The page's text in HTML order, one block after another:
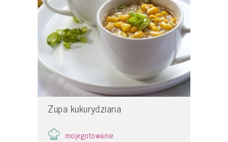
Zupa kukurydziana
mojegotowanie